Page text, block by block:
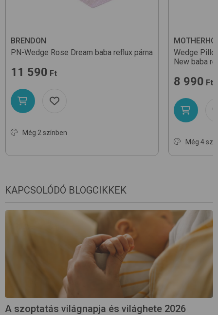
BRENDON
PN-Wedge Rose Dream baba reflux párna
11 590 Ft
Még 2 színben
Wedge
New baba
8 990 Ft
Még 4
KAPCSOLÓDÓ BLOGCIKKEK
A szoptatás világnapja és világhete 2026